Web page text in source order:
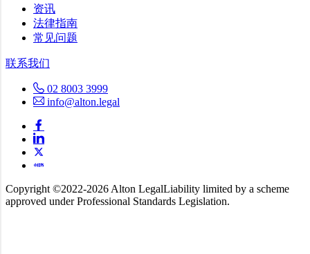
资讯
法律指南
常见问题
联系我们
02 8003 3999
info@alton.legal
Copyright ©️2022-2026 Alton LegalLiability limited by a scheme
approved under Professional Standards Legislation.